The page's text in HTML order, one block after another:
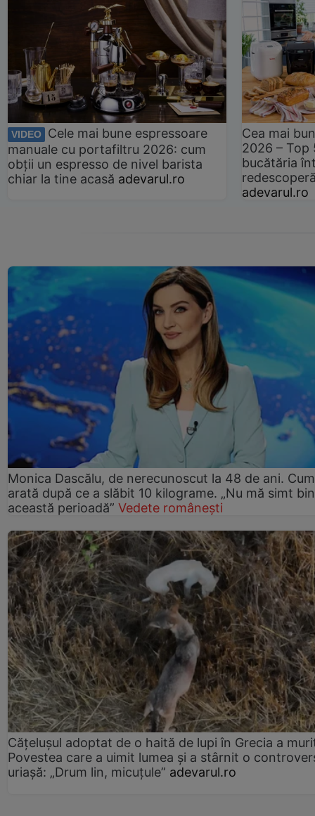
VIDEO
Cele mai bune espressoare
manuale cu portafiltru 2026: cum
obții un espresso de nivel barista
chiar la tine acasă adevarul.ro
Cea mai
2026 –
bucătăria
adevarul.ro
Monica Dascălu, de nerecunoscut la 48 de ani. Cum
arată după ce a slăbit 10 kilograme. „Nu mă simt
această perioadă” Vedete românești
Cățelușul adoptat de o haită de lupi în Grecia a
Povestea care a uimit lumea și a stârnit o
uriașă: „Drum lin, micuțule” adevarul.ro